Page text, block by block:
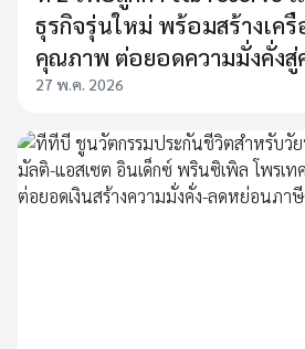
ธุรกิจรุ่นใหม่ พร้อมสร้างเค
คุณภาพ ต่อยอดความมั่งคั่งสู่
27 พ.ค. 2026